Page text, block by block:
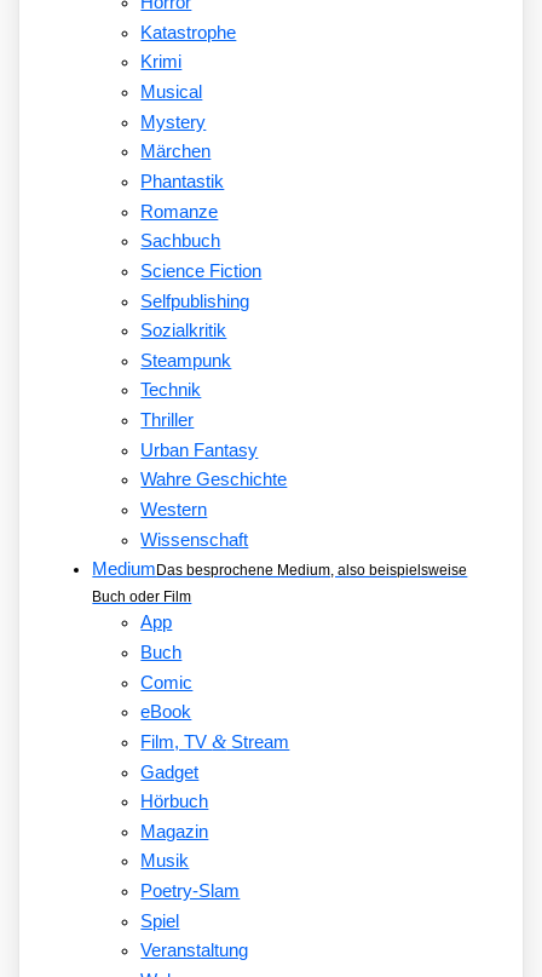
Katastrophe
Krimi
Musical
Mystery
Märchen
Phantastik
Romanze
Sachbuch
Science Fiction
Selfpublishing
Sozialkritik
Steampunk
Technik
Thriller
Urban Fantasy
Wahre Geschichte
Western
Wissenschaft
Medium Das besprochene Medium, also beispielsweise
Buch oder Film
App
Buch
Comic
eBook
Film, TV&Stream
Gadget
Hörbuch
Magazin
Musik
Poetry-Slam
Spiel
Veranstaltung